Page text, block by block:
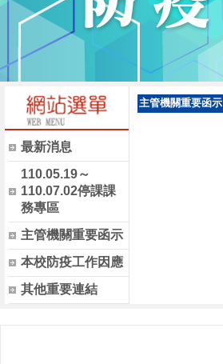
最新消息
110.05.19～
110.07.02停課課
務專區
主管機關重要函示
本校防疫工作因應
其他重要連結
主管機關重要函示